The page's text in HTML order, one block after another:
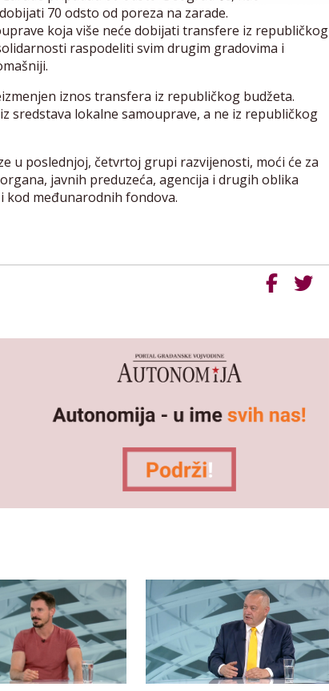
70 odsto od poreza na zarade.
koja više neće dobijati transfere iz republičkog
raspodeliti svim drugim gradovima i
iznos transfera iz republičkog budžeta.
sredstava lokalne samouprave, a ne iz republičkog
u poslednjoj, četvrtoj grupi razvijenosti, moći će za
javnih preduzeća, agencija i drugih oblika
kod međunarodnih fondova.